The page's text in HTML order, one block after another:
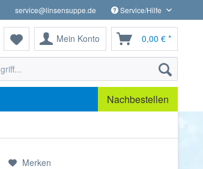
service@linsensuppe.de Service/Hilfe
Mein Konto 0,00 € *
Nachbestellen
Merken